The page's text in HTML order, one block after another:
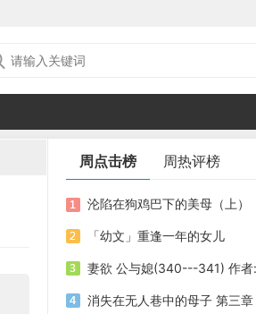
周点击榜 周热评榜
沦陷在狗鸡巴下的美母（上）
「幼文」重逢一年的女儿
妻欲 公与媳(340---341) 作者
消失在无人巷中的母子 第三章